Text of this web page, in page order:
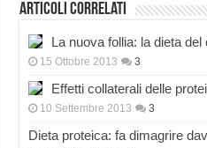
Articoli correlati
La nuova follia: la dieta del
15 Ottobre 2013 3
Effetti collaterali delle
10 Settembre 2013 3
Dieta proteica: fa dimagrire